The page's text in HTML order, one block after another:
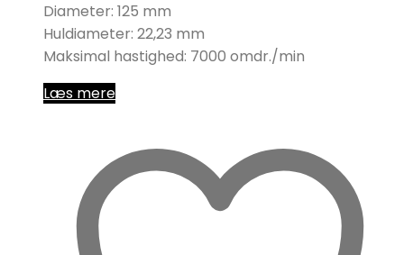
Diameter: 125 mm
Huldiameter: 22,23 mm
Maksimal hastighed: 7000 omdr./min
Læs mere